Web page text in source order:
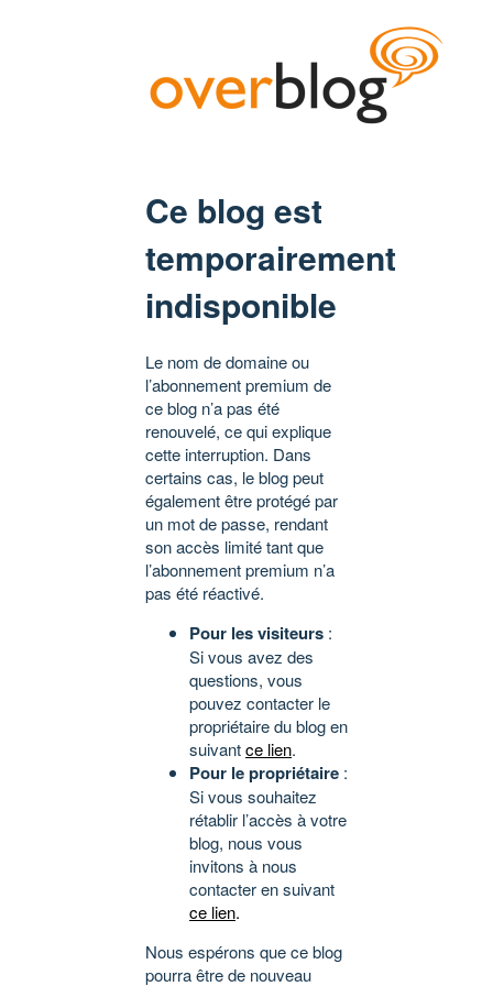
Ce blog est
temporairement
indisponible
Le nom de domaine ou
l’abonnement premium de
ce blog n’a pas été
renouvelé, ce qui explique
cette interruption. Dans
certains cas, le blog peut
également être protégé par
un mot de passe, rendant
son accès limité tant que
l’abonnement premium n’a
pas été réactivé.
Pour les visiteurs :
Si vous avez des
questions, vous
pouvez contacter le
propriétaire du blog en
suivantce lien.
Pour le propriétaire :
Si vous souhaitez
rétablir l’accès à votre
blog, nous vous
invitons à nous
contacter en suivant
ce lien.
Nous espérons que ce blog
pourra être de nouveau